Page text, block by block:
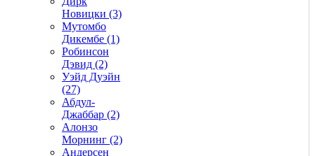
Новицки (3)
Мутомбо
Дикембе (1)
Робинсон
Дэвид (2)
Уэйд Дуэйн
(27)
Абдул-
Джаббар (2)
Алонзо
Морнинг (2)
Андерсен